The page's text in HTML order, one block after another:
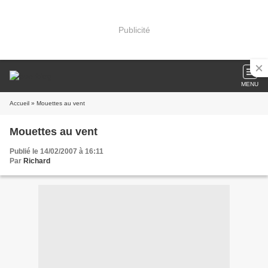
Publicité
MENU
Accueil » Mouettes au vent
Mouettes au vent
Publié le 14/02/2007 à 16:11
Par Richard